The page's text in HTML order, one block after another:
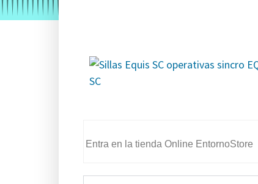
Entra en la tienda Online EntornoStore